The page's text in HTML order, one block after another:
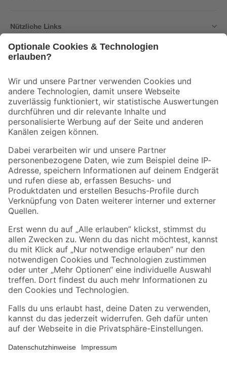
Nützliche Links
Der toom Newsletter: Keine Angebote und Aktionen mehr verpassen!
Zur Newsletter Anmeldung
Folge uns
Zahlungsarten Versandarten
Sicher einkaufen
Jetzt die toom-App herunterladen
Alle Preisangaben in EUR inkl. gesetzl. MwSt.. Die dargestellten Angebote sind unter
Umständen nicht in allen Märkten verfügbar. Die angegebenen Verfügbarkeiten beziehen
Produkte nur solange der Vorrat reicht.
*Paketversand ab 59 € versandkostenfrei, gilt nicht für Artikel mit Speditionsversand, hier